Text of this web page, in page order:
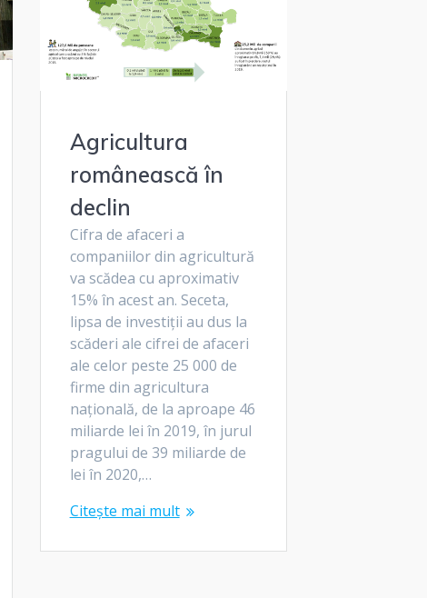
Agricultura
românească în
declin
Cifra de afaceri a
companiilor din agricultură
va scădea cu aproximativ
15% în acest an. Seceta,
lipsa de investiții au dus la
scăderi ale cifrei de afaceri
ale celor peste 25 000 de
firme din agricultura
națională, de la aproape 46
miliarde lei în 2019, în jurul
pragului de 39 miliarde de
lei în 2020,…
Citește mai mult